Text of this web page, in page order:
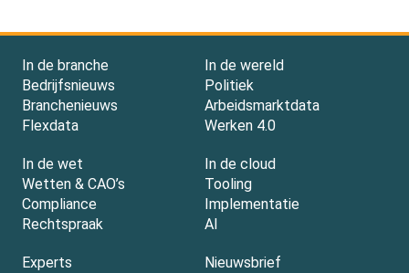
In de branche
Bedrijfsnieuws
Branchenieuws
Flexdata
In de wereld
Politiek
Arbeidsmarktdata
Werken 4.0
In de wet
Wetten & CAO’s
Compliance
Rechtspraak
In de cloud
Tooling
Implementatie
AI
Experts Nieuwsbrief